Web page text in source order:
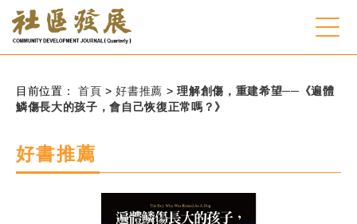
跳到主要內容
常見問題
客服諮詢
目前位置：首頁> 好書推薦 > 理解創傷，重建希望──《遍體
鱗傷長大的孩子，會自己恢復正常嗎？》
好書推薦